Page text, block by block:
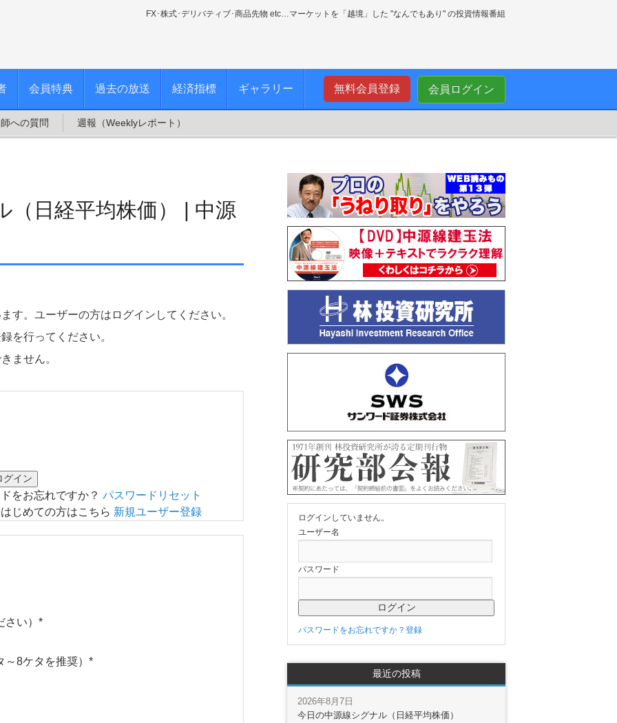
FX･株式･デリバティブ･商品先物 etc…マーケットを「越境」した "なんでもあり" の投資情報番組
会員ログイン
無料会員登録
会員特典 過去の放送 経済指標 ギャラリー
への質問 週報（Weeklyレポート）
（日経平均株価） | 中源
す。ユーザーの方はログインしてください。
を行ってください。
ません。
をお忘れですか？ パスワードリセット
はじめての方はこちら 新規ユーザー登録
い） *
8ケタを推奨） *
ログインしていません。
ユーザー名
パスワード
パスワードをお忘れですか？ 登録
最近の投稿
今日の中源線シグナル（日経平均株価）
2026年8月7日